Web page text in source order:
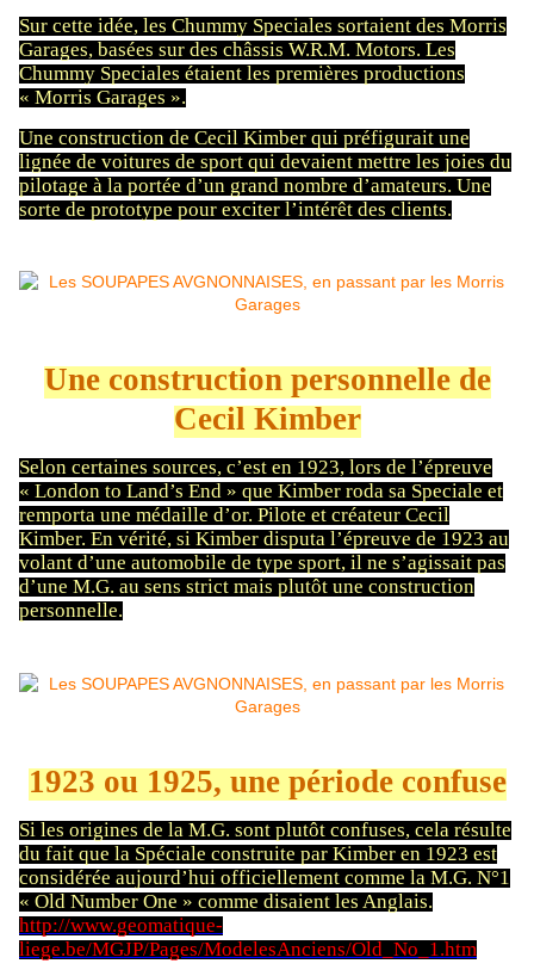
Sur cette idée, les Chummy Speciales sortaient des Morris
Garages, basées sur des châssis W.R.M. Motors. Les
Chummy Speciales étaient les premières productions
« Morris Garages ».
Une construction de Cecil Kimber qui préfigurait une
lignée de voitures de sport qui devaient mettre les joies du
pilotage à la portée d’un grand nombre d’amateurs. Une
sorte de prototype pour exciter l’intérêt des clients.
Une construction personnelle de
Cecil Kimber
Selon certaines sources, c’est en 1923, lors de l’épreuve
« London to Land’s End » que Kimber roda sa Speciale et
remporta une médaille d’or. Pilote et créateur Cecil
Kimber. En vérité, si Kimber disputa l’épreuve de 1923 au
volant d’une automobile de type sport, il ne s’agissait pas
d’une M.G. au sens strict mais plutôt une construction
personnelle.
1923 ou 1925, une période confuse
Si les origines de la M.G. sont plutôt confuses, cela résulte
du fait que la Spéciale construite par Kimber en 1923 est
considérée aujourd’hui officiellement comme la M.G. N°1
« Old Number One » comme disaient les Anglais.
http://www.geomatique-
liege.be/MGJP/Pages/ModelesAnciens/Old_No_1.htm